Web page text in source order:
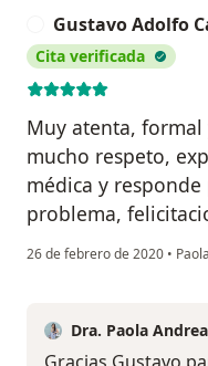
Gustavo Adolfo
Cita verificada
Muy atenta,
mucho respeto,
médica y
problema,
26 de febrero de 2020 •
Dra. Paola